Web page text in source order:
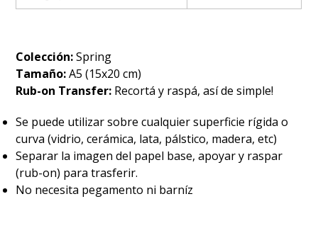
Colección:Spring
Tamaño:A5 (15x20 cm)
Rub-on Transfer: Recortá y raspá, así de simple!
Se puede utilizar sobre cualquier superficie rígida o
curva (vidrio, cerámica, lata, pálstico, madera, etc)
Separar la imagen del papel base, apoyar y raspar
(rub-on) para trasferir.
No necesita pegamento ni barníz